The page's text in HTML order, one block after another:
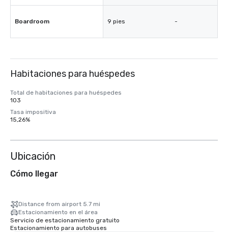
Boardroom 9 pies -
Habitaciones para huéspedes
Total de habitaciones para huéspedes
103
Tasa impositiva
15,26%
Ubicación
Cómo llegar
Distance from airport 5.7 mi
Estacionamiento en el área
Servicio de estacionamiento gratuito
Estacionamiento para autobuses